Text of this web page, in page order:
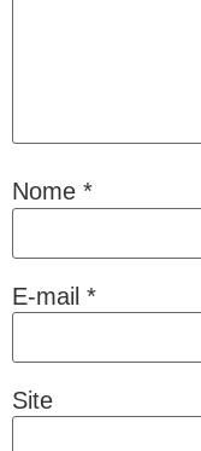
Nome *
E-mail *
Site